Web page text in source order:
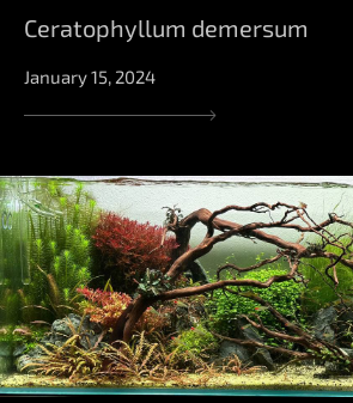
Ceratophyllum demersum
January 15, 2024